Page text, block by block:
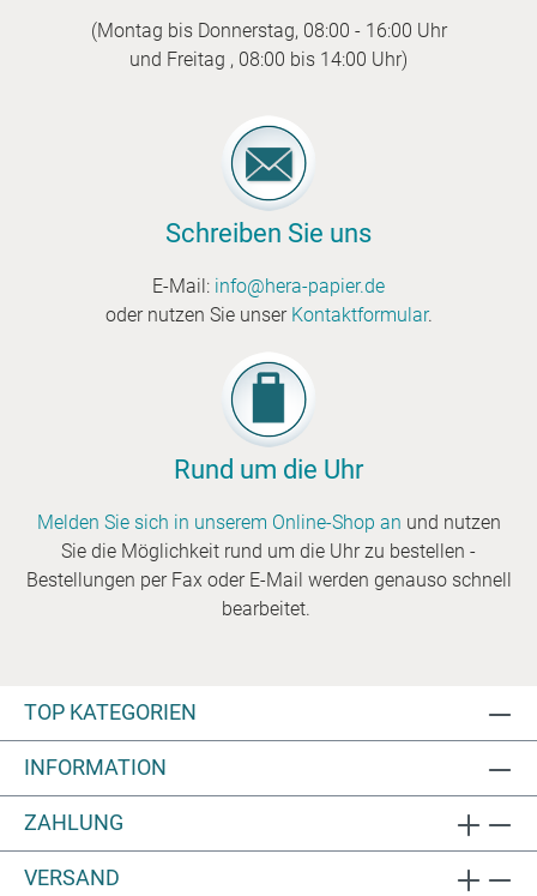
(Montag bis Donnerstag, 08:00 - 16:00 Uhr
und Freitag , 08:00 bis 14:00 Uhr)
Schreiben Sie uns
E-Mail: info@hera-papier.de
oder nutzen Sie unser Kontaktformular.
Rund um die Uhr
Melden Sie sich in unserem Online-Shop an und nutzen
Sie die Möglichkeit rund um die Uhr zu bestellen -
Bestellungen per Fax oder E-Mail werden genauso schnell
bearbeitet.
TOP KATEGORIEN
INFORMATION
ZAHLUNG
VERSAND